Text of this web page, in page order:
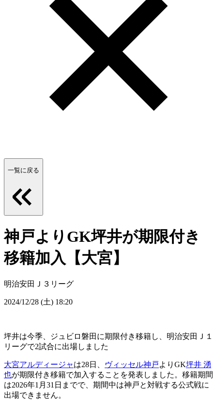
一覧に戻る
神戸よりGK坪井が期限付き
移籍加入【大宮】
明治安田Ｊ３リーグ
2024/12/28 (土) 18:20
坪井は今季、ジュビロ磐田に期限付き移籍し、明治安田Ｊ１
リーグで2試合に出場しました
大宮アルディージャは28日、 ヴィッセル神戸よりGK坪井 湧
也が期限付き移籍で加入することを発表しました。移籍期間
は2026年1月31日までで、期間中は神戸と対戦する公式戦に
出場できません。